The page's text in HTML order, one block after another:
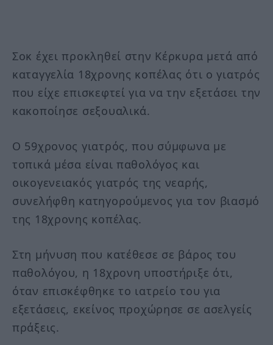
Σοκ έχει προκληθεί στην Κέρκυρα μετά από
καταγγελία 18χρονης κοπέλας ότι ο γιατρός
που είχε επισκεφτεί για να την εξετάσει την
κακοποίησε σεξουαλικά.
Ο 59χρονος γιατρός, που σύμφωνα με
τοπικά μέσα είναι παθολόγος και
οικογενειακός γιατρός της νεαρής,
συνελήφθη κατηγορούμενος για τον βιασμό
της 18χρονης κοπέλας.
Στη μήνυση που κατέθεσε σε βάρος του
παθολόγου, η 18χρονη υποστήριξε ότι,
όταν επισκέφθηκε το ιατρείο του για
εξετάσεις, εκείνος προχώρησε σε ασελγείς
πράξεις.